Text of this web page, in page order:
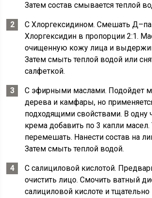
Затем состав смывается теплой
С Хлоргексидином. Смешать
Хлоргексидин в пропорции 2:1.
очищенную кожу лица и
Затем смыть теплой водой или
салфеткой.
С эфирными маслами. Подойдет
дерева и камфары, но
подходящими свойствами. В одну
крема добавить по 3 капли масел.
перемешать. Нанести состав на
Затем смыть теплой водой.
С салициловой кислотой.
очистить лицо. Смочить ватный
салициловой кислоте и